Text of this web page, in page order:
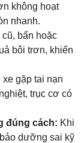
không hoạt
nhanh.
bẩn hoặc
bôi trơn, khiến
xe gặp tai nạn
trục cơ có
đúng cách: Khi
dưỡng sai kỹ